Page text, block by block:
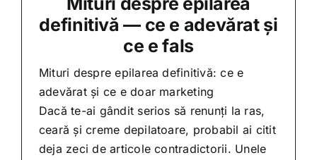
definitivă — ce e adevărat și
ce e fals
Mituri despre epilarea definitivă: ce e
adevărat și ce e doar marketing
Dacă te-ai gândit serios să renunți la ras,
ceară și creme depilatoare, probabil ai citit
deja zeci de articole contradictorii. Unele